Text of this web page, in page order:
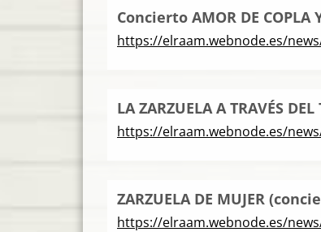
Concierto AMOR DE COPLA
https://elraam.webnode.es/
LA ZARZUELA A TRAVÉS
https://elraam.webnode.es/
ZARZUELA DE MUJER
https://elraam.webnode.es/